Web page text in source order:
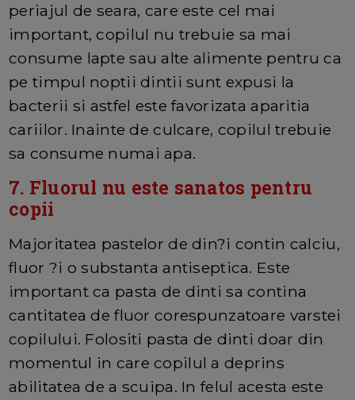
periajul de seara, care este cel mai
important, copilul nu trebuie sa mai
consume lapte sau alte alimente pentru ca
pe timpul noptii dintii sunt expusi la
bacterii si astfel este favorizata aparitia
cariilor. Inainte de culcare, copilul trebuie
sa consume numai apa.
7. Fluorul nu este sanatos pentru
copii
Majoritatea pastelor de din?i contin calciu,
fluor ?i o substanta antiseptica. Este
important ca pasta de dinti sa contina
cantitatea de fluor corespunzatoare varstei
copilului. Folositi pasta de dinti doar din
momentul in care copilul a deprins
abilitatea de a scuipa. In felul acesta este